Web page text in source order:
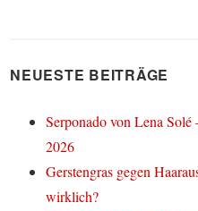
NEUESTE BEITRÄGE
Serponado von Lena
2026
Gerstengras gegen
wirklich?